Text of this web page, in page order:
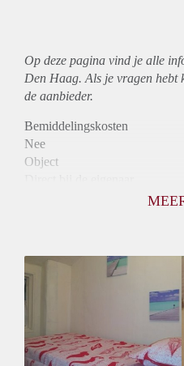
Op deze pagina vind je alle
Den Haag. Als je vragen hebt
de aanbieder.
Bemiddelingskosten
Nee
Object
Huurtoeslag
Mogelijk
Inkomen eis
Huurtermijn
Onbepaalde termijn